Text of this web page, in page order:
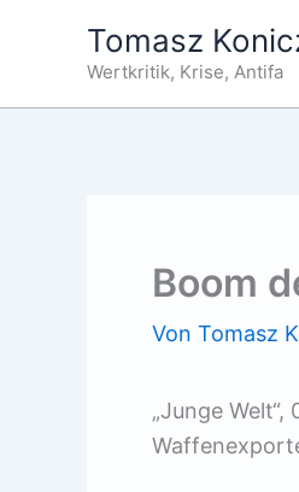
Tomasz
Wertkritik, Krise, Antifa
Boom
Von Tomasz
„Junge Welt“,